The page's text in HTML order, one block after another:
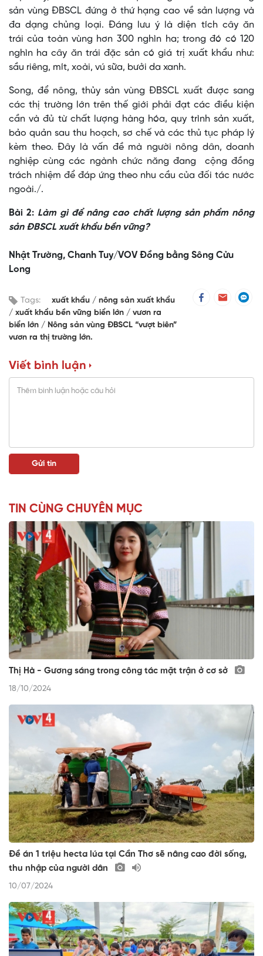
sản vùng ĐBSCL đứng ở thứ hạng cao về sản lượng và
đa dạng chủng loại. Đáng lưu ý là diện tích cây ăn
trái của toàn vùng hơn 300 nghìn ha; trong đó có 120
nghìn ha cây ăn trái đặc sản có giá trị xuất khẩu như:
sầu riêng, mít, xoài, vú sữa, bưởi da xanh.
Song, để nông, thủy sản vùng ĐBSCL xuất được sang
các thị trường lớn trên thế giới phải đạt các điều kiện
cần và đủ từ chất lượng hàng hóa, quy trình sản xuất,
bảo quản sau thu hoạch, sơ chế và các thủ tục pháp lý
kèm theo. Đây là vấn đề mà người nông dân, doanh
nghiệp cùng các ngành chức năng đang cộng đồng
trách nhiệm để đáp ứng theo nhu cầu của đối tác nước
ngoài./.
Bài 2: Làm gì để nâng cao chất lượng sản phẩm nông
sản ĐBSCL xuất khẩu bền vững?
Nhật Trường, Chanh Tuy/VOV Đồng bằng Sông Cửu
Long
Tags: xuất khẩu
nông sản xuất khẩu
xuất khẩu bền vững biển lớn
vươn ra
biển lớn
Nông sản vùng ĐBSCL “vượt biên”
vươn ra thị trường lớn.
Viết bình luận
TIN CÙNG CHUYÊN MỤC
Thị Hà - Gương sáng trong công tác mặt trận ở cơ sở
18/10/2024
Đề án 1 triệu hecta lúa tại Cần Thơ sẽ nâng cao đời sống,
thu nhập của người dân
10/07/2024